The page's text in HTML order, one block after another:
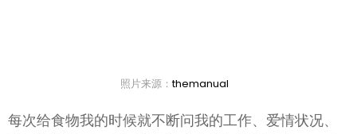
照片来源：themanual
每次给食物我的时候就不断问我的工作、爱情状况、